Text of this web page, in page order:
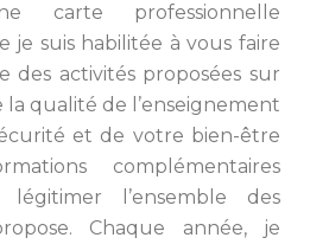
carte professionnelle
je suis habilitée à vous faire
des activités proposées sur
la qualité de l’enseignement
et de votre bien-être
complémentaires
l’ensemble des
Chaque année, je